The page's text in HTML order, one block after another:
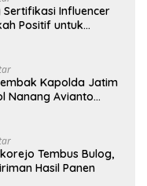
Sertifikasi Influencer
Positif untuk
Kapolda Jatim
Nanang Avianto
Tembus Bulog,
Hasil Panen